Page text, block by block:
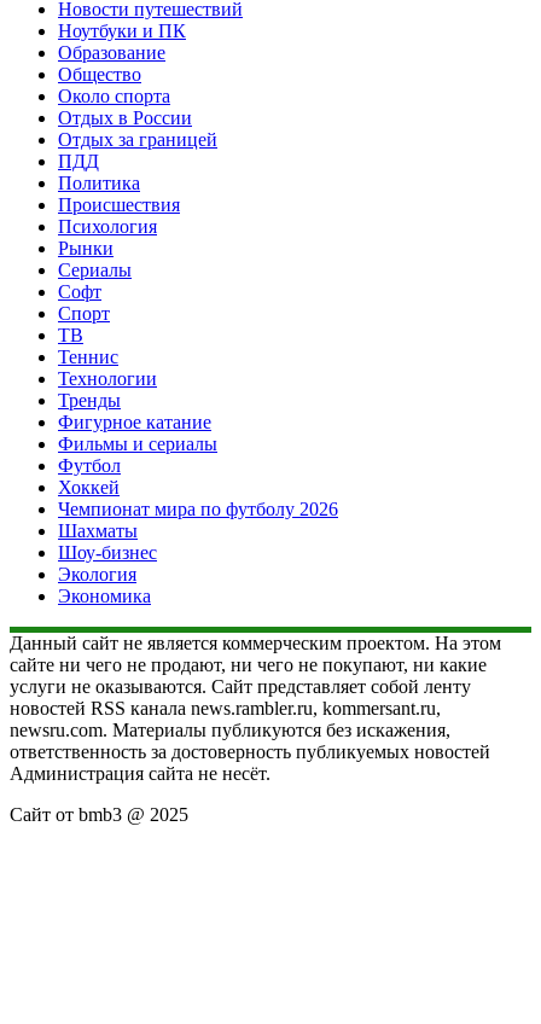
Новости путешествий
Ноутбуки и ПК
Образование
Общество
Около спорта
Отдых в России
Отдых за границей
ПДД
Политика
Происшествия
Психология
Рынки
Сериалы
Софт
Спорт
ТВ
Теннис
Технологии
Тренды
Фигурное катание
Фильмы и сериалы
Футбол
Хоккей
Чемпионат мира по футболу 2026
Шахматы
Шоу-бизнес
Экология
Экономика
Данный сайт не является коммерческим проектом. На этом
сайте ни чего не продают, ни чего не покупают, ни какие
услуги не оказываются. Сайт представляет собой ленту
новостей RSS канала news.rambler.ru, kommersant.ru,
newsru.com. Материалы публикуются без искажения,
ответственность за достоверность публикуемых новостей
Администрация сайта не несёт.
Сайт от bmb3 @ 2025